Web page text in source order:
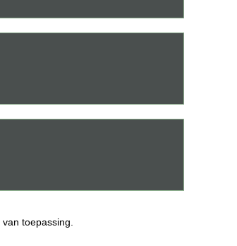
van toepassing.